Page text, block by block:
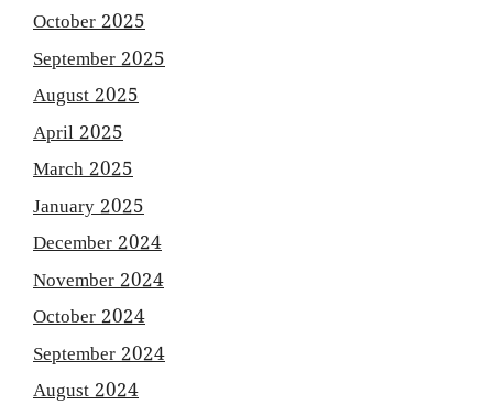
October 2025
September 2025
August 2025
April 2025
March 2025
January 2025
December 2024
November 2024
October 2024
September 2024
August 2024